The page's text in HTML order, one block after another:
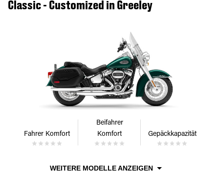
Classic - Customized in Greeley
Fahrer Komfort
Beifahrer
Komfort
Gepäckkapazität
WEITERE MODELLE ANZEIGEN